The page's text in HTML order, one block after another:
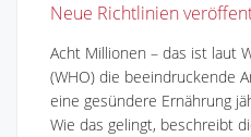
Neue Richtlinien
Acht Millionen – das ist laut
(WHO) die beeindruckende
eine gesündere Ernährung
Wie das gelingt, beschreibt